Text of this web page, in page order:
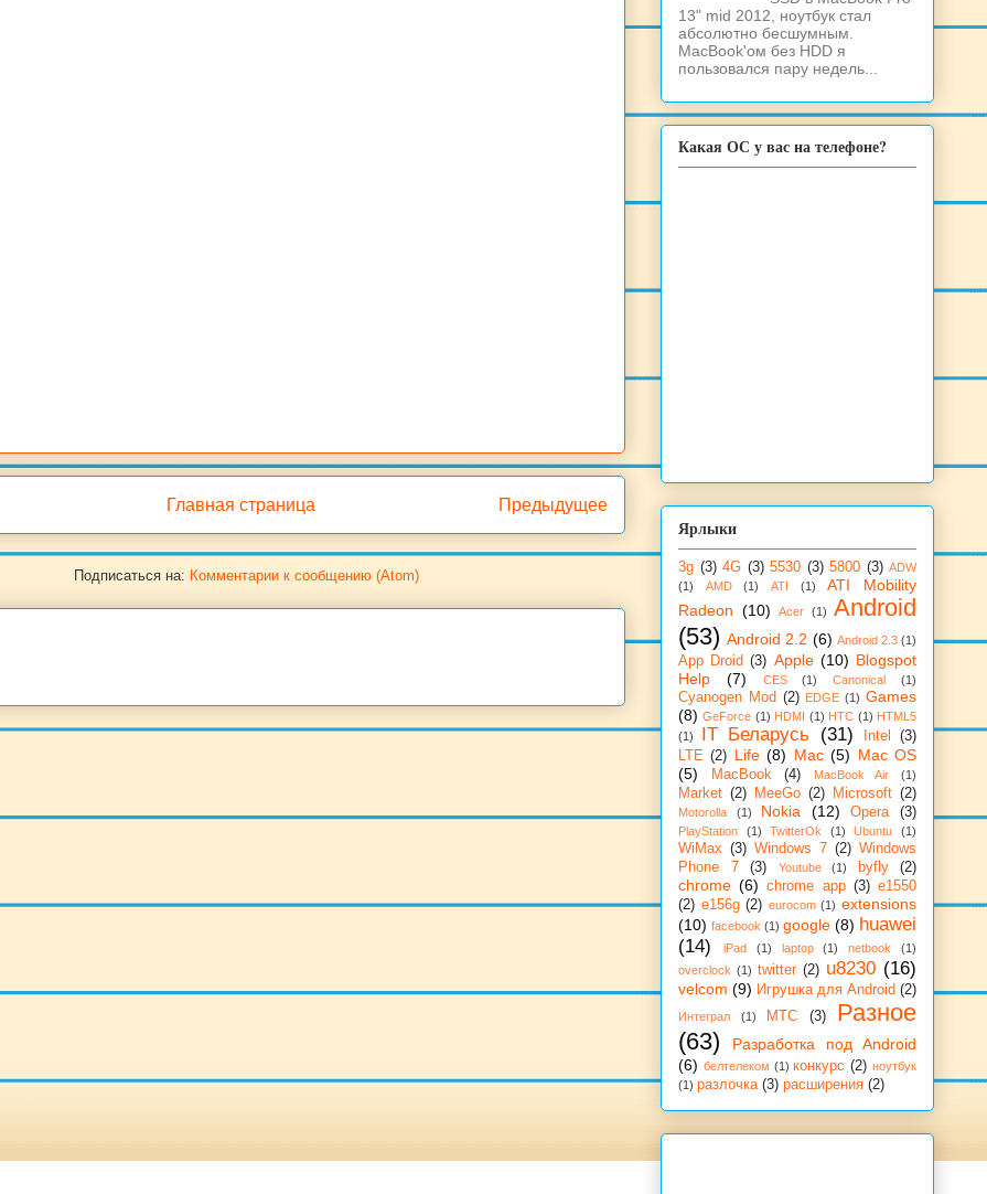
Предыдущее
Главная страница
Подписаться на: Комментарии к сообщению (Atom)
13" mid 2012, ноутбук стал
абсолютно бесшумным.
MacBook'ом без HDD я
пользовался пару недель...
Какая ОС у вас на телефоне?
Ярлыки
3g (3) 4G (3) 5530 (3) 5800 (3) ADW
(1)
AMD (1) ATI (1)
ATI Mobility
Radeon (10) Acer (1) Android
(53) Android 2.2 (6) Android 2.3 (1)
App Droid (3) Apple (10) Blogspot
Help
(7) CES (1) Canonical (1)
Cyanogen Mod (2) EDGE (1) Games
(8) GeForce (1) HDMI (1) HTC (1) HTML5
(1)
IT Беларусь (31) Intel
(3)
LTE (2) Life (8) Mac (5) Mac OS
(5)
MacBook (4) MacBook Air (1)
Market (2) MeeGo (2) Microsoft (2)
Motorolla (1) Nokia (12) Opera (3)
PlayStation (1) TwitterOk (1) Ubuntu (1)
WiMax (3) Windows 7 (2) Windows
Phone 7
(3) Youtube (1) byfly (2)
chrome (6) chrome app (3) e1550
(2) e156g (2) eurocom (1) extensions
(10) facebook (1) google (8) huawei
(14)
iPad (1) laptop (1) netbook
(1)
overclock (1) twitter (2) u8230 (16)
velcom (9) Игрушка для Android (2)
Интеграл (1) МТС (3)
Разное
(63)
Разработка под Android
(6) белтелеком (1) конкурс (2) ноутбук
(1) разлочка (3) расширения (2)